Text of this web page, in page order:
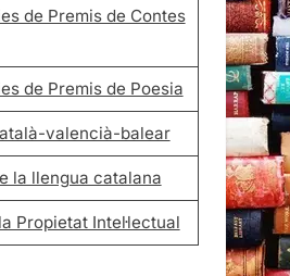
de Premis de Contes
de Premis de Poesia
valencià-balear
la llengua catalana
Propietat Intel·lectual